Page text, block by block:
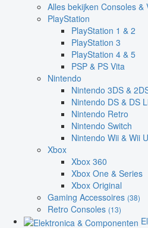
Alles bekijken Consoles &
PlayStation
PlayStation 1 & 2
PlayStation 3
PlayStation 4 & 5
PSP & PS Vita
Nintendo
Nintendo 3DS &
Nintendo DS & DS
Nintendo Retro
Nintendo Switch
Nintendo Wii & Wii U
Xbox
Xbox 360
Xbox One & Series
Xbox Original
Gaming Accessoires (38)
Retro Consoles (13)